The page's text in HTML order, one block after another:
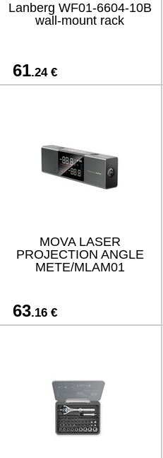
Lanberg WF01-6604-10B
wall-mount rack
61.24 €
MOVA LASER
PROJECTION ANGLE
METE/MLAM01
63.16 €